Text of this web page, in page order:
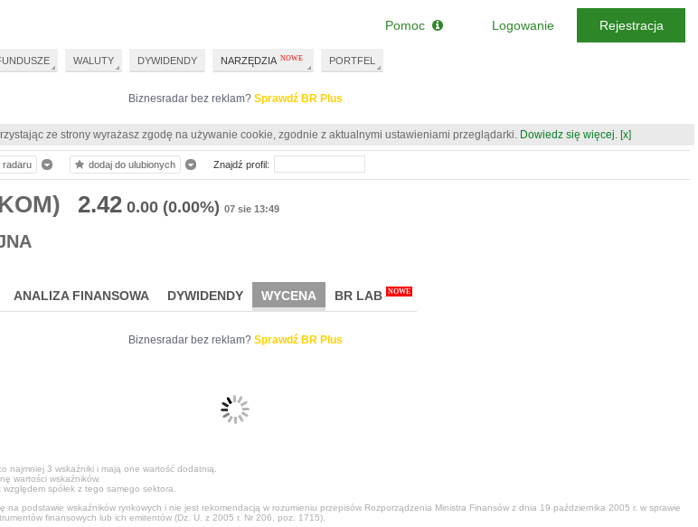
Biznesradar bez reklam? Sprawdź BR Plus
ze strony wyrażasz zgodę na używanie cookie, zgodnie z aktualnymi ustawieniami przeglądarki. Dowiedz się więcej. [x]
2.42 0.00 (0.00%) 07 sie 13:49
ANALIZA FINANSOWA DYWIDENDY WYCENA BR LAB NOWE
Biznesradar bez reklam? Sprawdź BR Plus
najmniej 3 wskaźniki i mają one wartość dodatnią.
wartości wskaźników.
spółek z tego samego sektora.
na podstawie wskaźników rynkowych i nie jest rekomendacją w rozumieniu przepisów Rozporządzenia Ministra Finansów z dnia 19 października 2005 r. w sprawie
finansowych lub ich emitentów (Dz. U. z 2005 r. Nr 206, poz. 1715).
radaru dodaj do ulubionych Znajdź profil:
WALUTY DYWIDENDY NARZĘDZIA PORTFEL
Pomoc Logowanie Rejestracja